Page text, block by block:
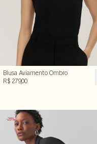
Blusa Aviamento Ombro
R$ 279,00
-28%